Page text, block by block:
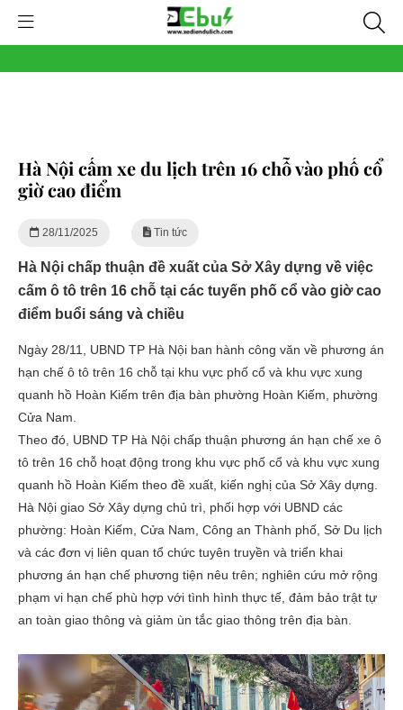
Hà Nội cấm xe du lịch trên 16 chỗ vào phố cổ
giờ cao điểm
28/11/2025 Tin tức
Hà Nội chấp thuận đề xuất của Sở Xây dựng về việc
cấm ô tô trên 16 chỗ tại các tuyến phố cổ vào giờ cao
điểm buổi sáng và chiều
Ngày 28/11, UBND TP Hà Nội ban hành công văn về phương án
hạn chế ô tô trên 16 chỗ tại khu vực phố cổ và khu vực xung
quanh hồ Hoàn Kiếm trên địa bàn phường Hoàn Kiếm, phường
Cửa Nam.
Theo đó, UBND TP Hà Nội chấp thuận phương án hạn chế xe ô
tô trên 16 chỗ hoạt động trong khu vực phố cổ và khu vực xung
quanh hồ Hoàn Kiếm theo đề xuất, kiến nghị của Sở Xây dựng.
Hà Nội giao Sở Xây dựng chủ trì, phối hợp với UBND các
phường: Hoàn Kiếm, Cửa Nam, Công an Thành phố, Sở Du lịch
và các đơn vị liên quan tổ chức tuyên truyền và triển khai
phương án hạn chế phương tiện nêu trên; nghiên cứu mở rộng
phạm vi hạn chế phù hợp với tình hình thực tế, đảm bảo trật tự
an toàn giao thông và giảm ùn tắc giao thông trên địa bàn.